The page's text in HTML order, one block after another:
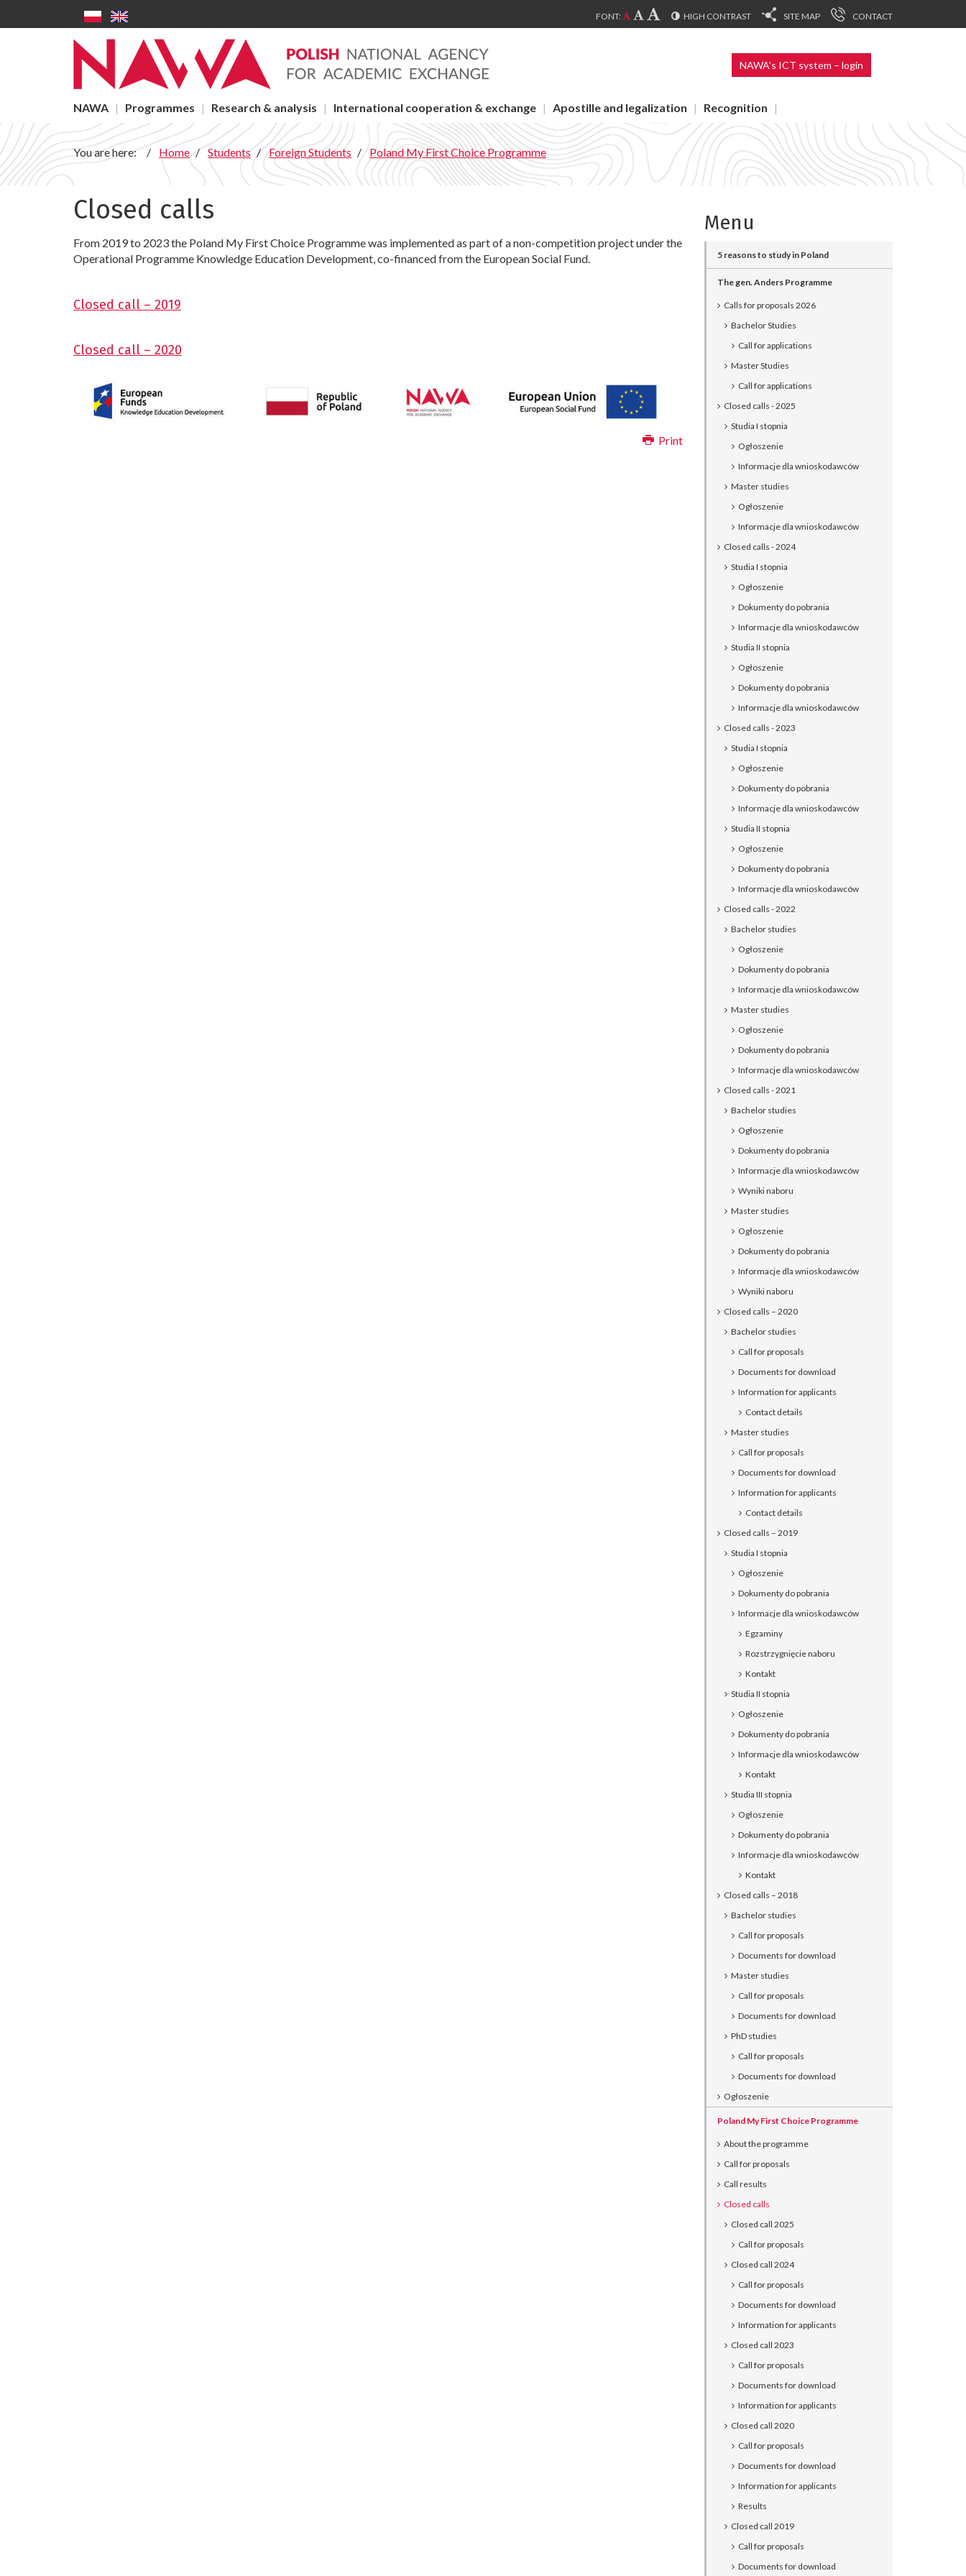
Closed
NAWA
FONT: HIGH CONTRAST SITE MAP CONTACT
NAWA’s ICT system – login
Main
menu
NAWA Programmes Research & analysis International cooperation & exchange Apostille and legalization Recognition
You are here: Home Students Foreign Students Poland My First Choice Programme
Closed calls
From 2019 to 2023 the Poland My First Choice Programme was implemented as part of a non-competition project under the
Operational Programme Knowledge Education Development, co-financed from the European Social Fund.
Closed call – 2019
Closed call – 2020
Print
Menu
5 reasons to study in Poland
The gen. Anders Programme
Calls for proposals 2026
Bachelor Studies
Call for applications
Master Studies
Call for applications
Closed calls - 2025
Studia I stopnia
Ogłoszenie
Informacje dla wnioskodawców
Master studies
Ogłoszenie
Informacje dla wnioskodawców
Closed calls - 2024
Studia I stopnia
Ogłoszenie
Dokumenty do pobrania
Informacje dla wnioskodawców
Studia II stopnia
Ogłoszenie
Dokumenty do pobrania
Informacje dla wnioskodawców
Closed calls - 2023
Studia I stopnia
Ogłoszenie
Dokumenty do pobrania
Informacje dla wnioskodawców
Studia II stopnia
Ogłoszenie
Dokumenty do pobrania
Informacje dla wnioskodawców
Closed calls - 2022
Bachelor studies
Ogłoszenie
Dokumenty do pobrania
Informacje dla wnioskodawców
Master studies
Ogłoszenie
Dokumenty do pobrania
Informacje dla wnioskodawców
Closed calls - 2021
Bachelor studies
Ogłoszenie
Dokumenty do pobrania
Informacje dla wnioskodawców
Wyniki naboru
Master studies
Ogłoszenie
Dokumenty do pobrania
Informacje dla wnioskodawców
Wyniki naboru
Closed calls – 2020
Bachelor studies
Call for proposals
Documents for download
Information for applicants
Contact details
Master studies
Call for proposals
Documents for download
Information for applicants
Contact details
Closed calls – 2019
Studia I stopnia
Ogłoszenie
Dokumenty do pobrania
Informacje dla wnioskodawców
Egzaminy
Rozstrzygnięcie naboru
Kontakt
Studia II stopnia
Ogłoszenie
Dokumenty do pobrania
Informacje dla wnioskodawców
Kontakt
Studia III stopnia
Ogłoszenie
Dokumenty do pobrania
Informacje dla wnioskodawców
Kontakt
Closed calls – 2018
Bachelor studies
Call for proposals
Documents for download
Master studies
Call for proposals
Documents for download
PhD studies
Call for proposals
Documents for download
Ogłoszenie
Poland My First Choice Programme
About the programme
Call for proposals
Call results
Closed calls
Closed call 2025
Call for proposals
Closed call 2024
Call for proposals
Documents for download
Information for applicants
Closed call 2023
Call for proposals
Documents for download
Information for applicants
Closed call 2020
Call for proposals
Documents for download
Information for applicants
Results
Closed call 2019
Call for proposals
Documents for download